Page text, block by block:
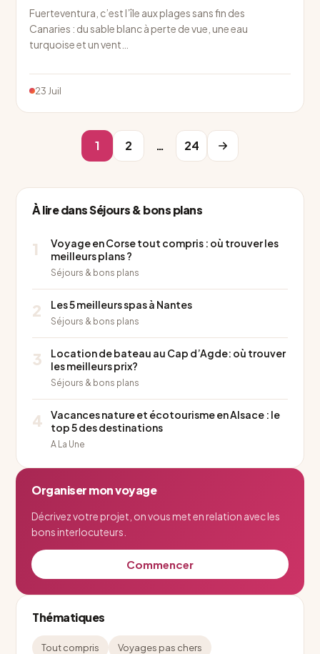
Fuerteventura, c’est l’île aux plages sans fin des
Canaries : du sable blanc à perte de vue, une eau
turquoise et un vent…
23 Juil
1 2 … 24
À lire dans Séjours & bons plans
1
Voyage en Corse tout compris : où trouver les
meilleurs plans ?
Séjours & bons plans
2 Les 5 meilleurs spas à Nantes
Séjours & bons plans
3
Location de bateau au Cap d’Agde: où trouver
les meilleurs prix?
Séjours & bons plans
4
Vacances nature et écotourisme en Alsace : le
top 5 des destinations
A La Une
Organiser mon voyage
Décrivez votre projet, on vous met en relation avec les
bons interlocuteurs.
Commencer
Thématiques
Tout compris Voyages pas chers